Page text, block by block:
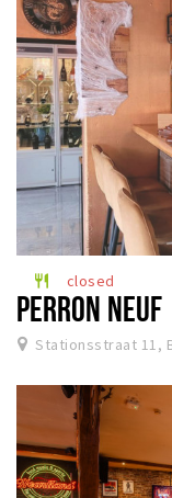
restaurant closed
PERRON NEUF
Stationsstraat 11,